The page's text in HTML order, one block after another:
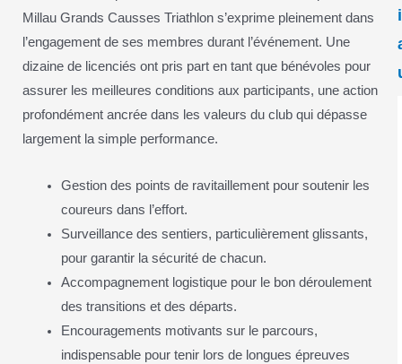
Millau Grands Causses Triathlon s’exprime pleinement dans
l’engagement de ses membres durant l’événement. Une
dizaine de licenciés ont pris part en tant que bénévoles pour
assurer les meilleures conditions aux participants, une action
profondément ancrée dans les valeurs du club qui dépasse
largement la simple performance.
Gestion des points de ravitaillement pour soutenir les
coureurs dans l’effort.
Surveillance des sentiers, particulièrement glissants,
pour garantir la sécurité de chacun.
Accompagnement logistique pour le bon déroulement
des transitions et des départs.
Encouragements motivants sur le parcours,
indispensable pour tenir lors de longues épreuves